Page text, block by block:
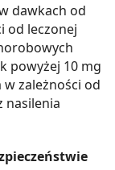
dawkach od
od leczonej
powyżej 10 mg
zależności od
nasilenia